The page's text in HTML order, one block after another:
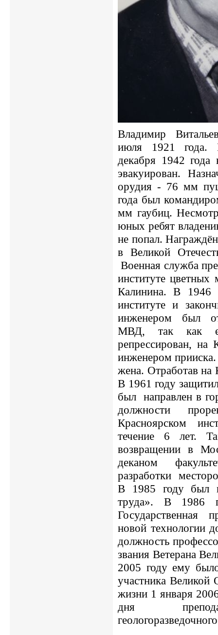
Владимир
июля 1921 года.
декабря 1942 года
эвакуирован.
орудия - 76 мм
года был
мм гаубиц.
юных ребят
не попал.
в Великой
Военная служба
институте
Калинина. В 1946
институте и
инженером был
МВД, так как
репрессирован,
инженером
жена. Отработав на
В 1961 году
был направлен в
должности
Красноярском
течение 6 лет.
возвращении в
деканом
разработки
В 1985 году был
труда». В 1986
новой технологии
должность
звания Ветерана
2005 году ему
участника Великой
жизни 1 января
дня